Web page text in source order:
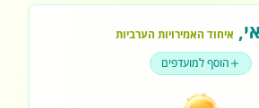
, איחוד האמירויות הערביות
הוסף למועדפים